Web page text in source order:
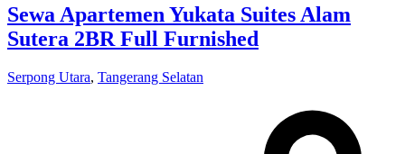
Sewa Apartemen Yukata Suites Alam
Sutera 2BR Full Furnished
Serpong Utara, Tangerang Selatan